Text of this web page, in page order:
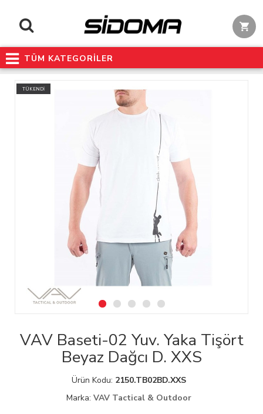
TÜM KATEGORİLER
TÜKENDİ
VAV Baseti-02 Yuv. Yaka Tişört
Beyaz Dağcı D. XXS
Ürün Kodu: 2150.TB02BD.XXS
Marka: VAV Tactical & Outdoor